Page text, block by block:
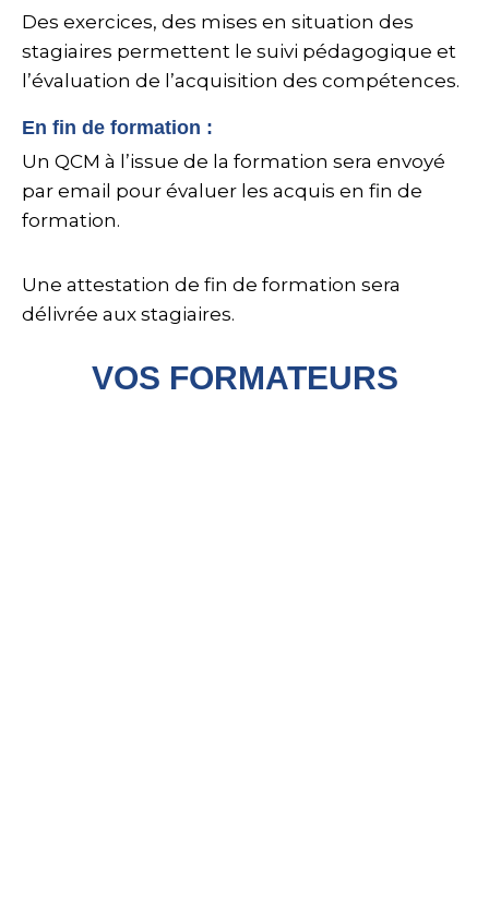
Des exercices, des mises en situation des
stagiaires permettent le suivi pédagogique et
l’évaluation de l’acquisition des compétences.
En fin de formation :
Un QCM à l’issue de la formation sera envoyé
par email pour évaluer les acquis en fin de
formation.
Une attestation de fin de formation sera
délivrée aux stagiaires.
VOS FORMATEURS